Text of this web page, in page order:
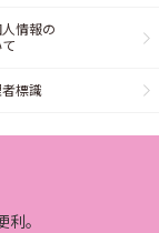
情報の
標識
。